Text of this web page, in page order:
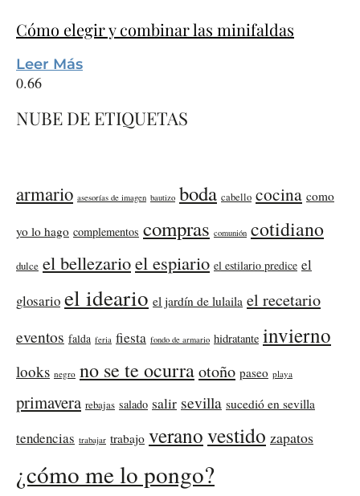
Cómo elegir y combinar las minifaldas
Leer Más
NUBE DE ETIQUETAS
armario asesorías de imagen bautizo boda cabello cocina como
yo lo hago complementos compras comunión cotidiano
dulce el bellezarioel espiario el estilario predice el
glosario el ideario el jardín de lulaila el recetario
eventos falda feria fiesta fondo de armario hidratante invierno
looks negro no se te ocurraotoño paseo playa
primavera rebajas salado salir sevilla sucedió en sevilla
tendencias trabajar trabajo veranovestido zapatos
¿cómo me lo pongo?